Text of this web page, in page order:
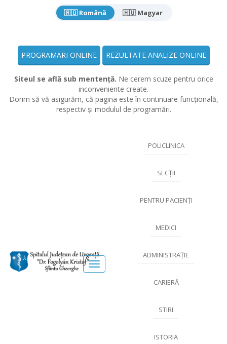
🇷🇴 Română 🇭🇺 Magyar
PROGRAMARI ONLINE REZULTATE ANALIZE ONLINE
Siteul se află sub mentență. Ne cerem scuze pentru orice
inconveniente create.
Dorim să vă asigurăm, că pagina este în continuare funcțională,
respectiv și modulul de programări.
Meniu
POLICLINICA
SECȚII
PENTRU PACIENȚI
MEDICI
ADMINISTRAȚIE
CARIERĂ
STIRI
ISTORIA